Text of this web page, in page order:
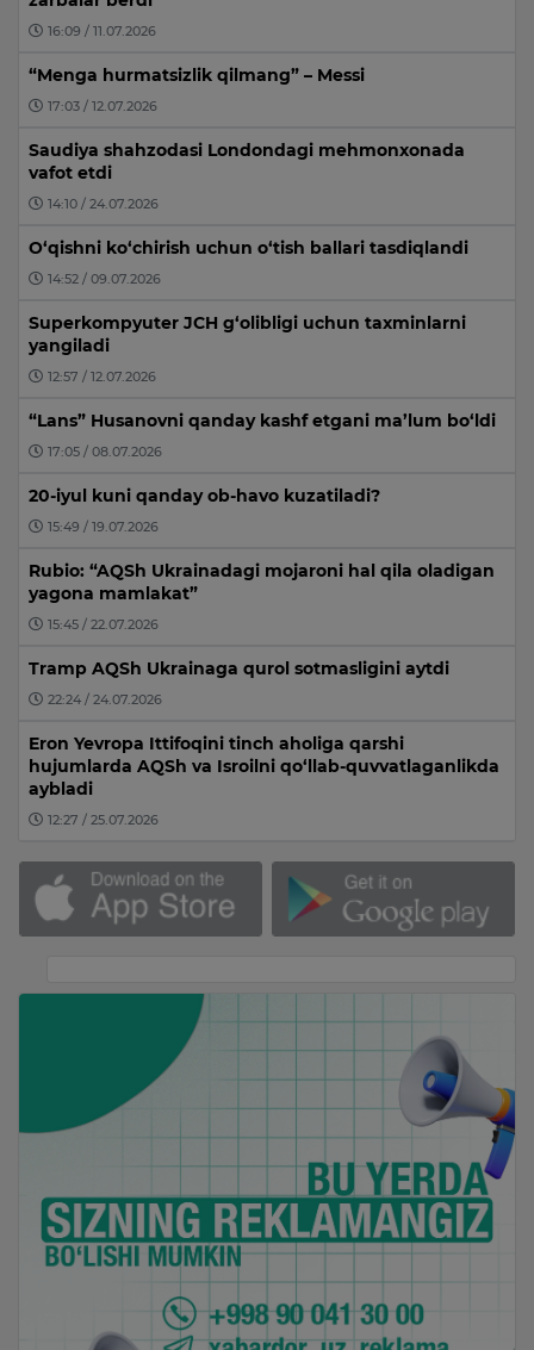
16:09 / 11.07.2026
“Menga hurmatsizlik qilmang” – Messi
17:03 / 12.07.2026
Saudiya shahzodasi Londondagi mehmonxonada
vafot etdi
14:10 / 24.07.2026
O‘qishni ko‘chirish uchun o‘tish ballari tasdiqlandi
14:52 / 09.07.2026
Superkompyuter JCH g‘olibligi uchun taxminlarni
yangiladi
12:57 / 12.07.2026
“Lans” Husanovni qanday kashf etgani ma’lum bo‘ldi
17:05 / 08.07.2026
20-iyul kuni qanday ob-havo kuzatiladi?
15:49 / 19.07.2026
Rubio: “AQSh Ukrainadagi mojaroni hal qila oladigan
yagona mamlakat”
15:45 / 22.07.2026
Tramp AQSh Ukrainaga qurol sotmasligini aytdi
22:24 / 24.07.2026
Eron Yevropa Ittifoqini tinch aholiga qarshi
hujumlarda AQSh va Isroilni qo‘llab-quvvatlaganlikda
aybladi
12:27 / 25.07.2026